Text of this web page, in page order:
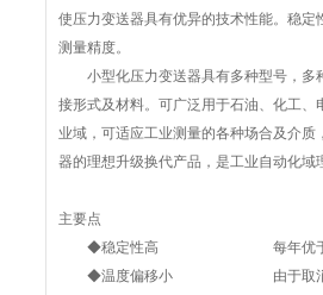
使压力变送器具有优异的技术性能。稳定
测量精度。
小型化压力变送器具有多种型号，多
接形式及材料。可广泛用于石油、化工
业域，可适应工业测量的各种场合及介质
器的理想升级换代产品，是工业自动化域
主要点
◆稳定性高 每年优于0.1
◆温度偏移小 由于取消了测量元